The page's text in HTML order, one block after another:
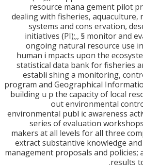
resource mana gement
dealing with fisheries,
systems and cons
initiatives (PI);,, §
ongoing natural
human i mpacts upon the
statistical data bank for
establi shing a
program and Geographical
building u p the capacity of
out
environmental publ ic
series of evaluation
makers at all levels for all
extract substantive
management proposals and